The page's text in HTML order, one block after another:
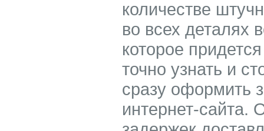
количестве
во всех деталях
которое
точно узнать и
сразу оформить
интернет-сайта.